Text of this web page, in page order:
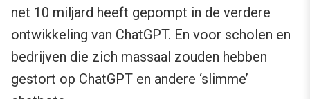
net 10 miljard heeft gepompt in de verdere
ontwikkeling van ChatGPT. En voor scholen en
bedrijven die zich massaal zouden hebben
gestort op ChatGPT en andere ‘slimme’